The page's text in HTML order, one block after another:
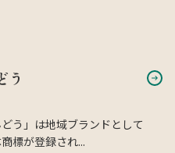
う
う」は地域ブランドとして
標が登録され...